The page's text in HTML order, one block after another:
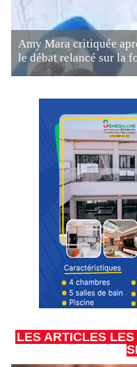
Amy Mara critiquée
le débat relancé sur la
LES ARTICLES